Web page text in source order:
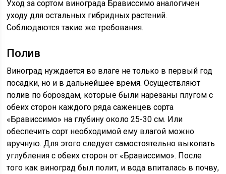
Уход за сортом винограда Брависсимо аналогичен
уходу для остальных гибридных растений.
Соблюдаются такие же требования.
Полив
Виноград нуждается во влаге не только в первый год
посадки, но и в дальнейшее время. Осуществляют
полив по бороздам, которые были нарезаны плугом с
обеих сторон каждого ряда саженцев сорта
«Брависсимо» на глубину около 25-30 см. Или
обеспечить сорт необходимой ему влагой можно
вручную. Для этого следует самостоятельно выкопать
углубления с обеих сторон от «Брависсимо». После
того как виноград был полит, и вода впиталась в почву,